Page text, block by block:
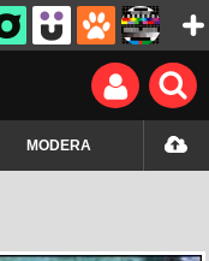
MODERA